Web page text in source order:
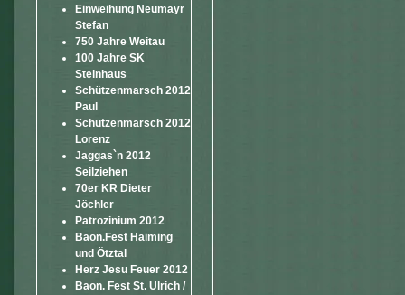
Einweihung Neumayr
Stefan
750 Jahre Weitau
100 Jahre SK
Steinhaus
Schützenmarsch 2012
Paul
Schützenmarsch 2012
Lorenz
Jaggas`n 2012
Seilziehen
70er KR Dieter
Jöchler
Patrozinium 2012
Baon.Fest Haiming
und Ötztal
Herz Jesu Feuer 2012
Baon. Fest St. Ulrich /